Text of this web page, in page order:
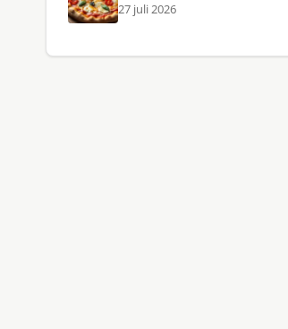
27 juli 2026